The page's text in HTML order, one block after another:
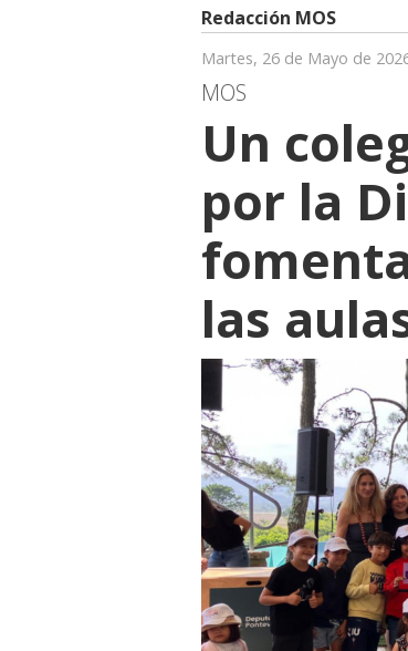
Redacción MOS
Martes, 26 de Mayo de
MOS
Un
por la
las